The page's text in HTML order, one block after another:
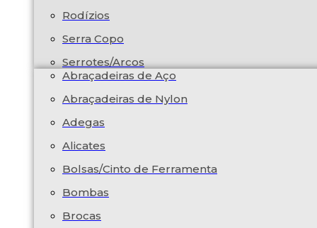
Rodízios
Serra Copo
Serrotes/Arcos
Abraçadeiras de Aço
Abraçadeiras de Nylon
Adegas
Alicates
Bolsas/Cinto de Ferramenta
Bombas
Brocas